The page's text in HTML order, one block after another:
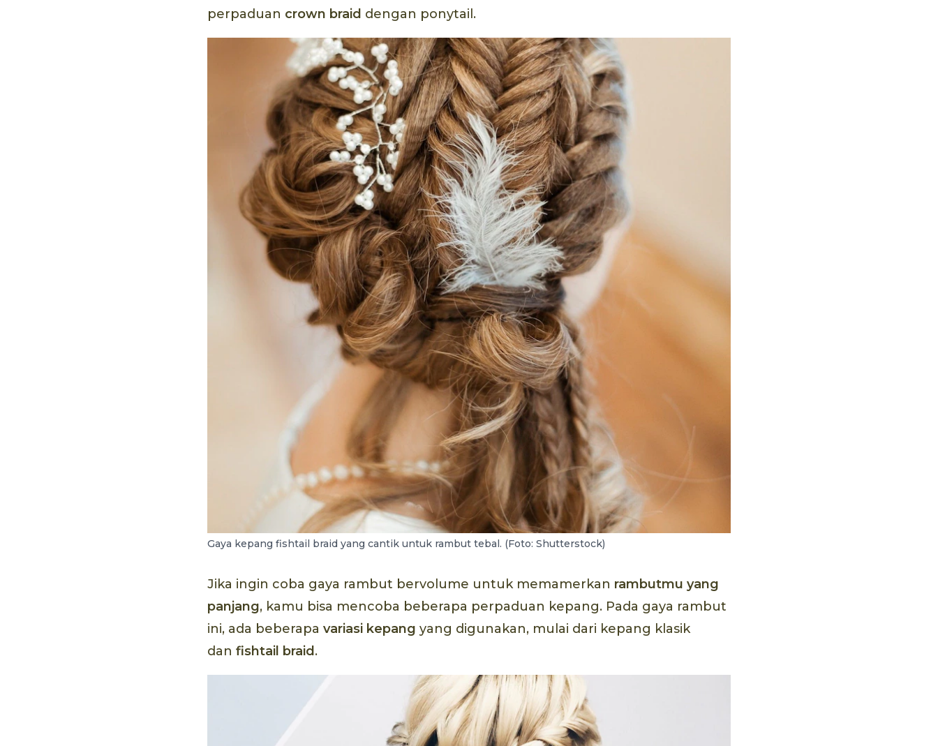
perpaduan crown braid dengan ponytail.
Gaya kepang fishtail braid yang cantik untuk rambut tebal. (Foto: Shutterstock)
Jika ingin coba gaya rambut bervolume untuk memamerkan rambutmu yang
panjang, kamu bisa mencoba beberapa perpaduan kepang. Pada gaya rambut
ini, ada beberapa variasi kepang yang digunakan, mulai dari kepang klasik
dan fishtail braid.